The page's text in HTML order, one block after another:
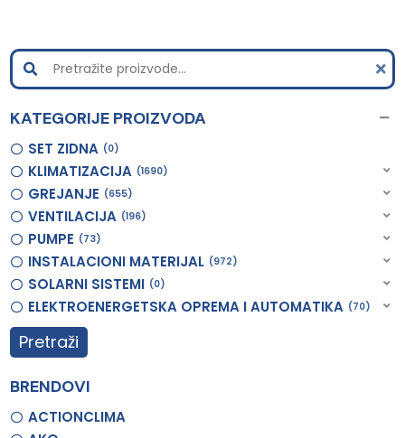
KATEGORIJE PROIZVODA
SET ZIDNA 0
KLIMATIZACIJA 1690
GREJANJE 655
VENTILACIJA 196
PUMPE 73
INSTALACIONI MATERIJAL 972
SOLARNI SISTEMI 0
ELEKTROENERGETSKA OPREMA I AUTOMATIKA 70
Pretraži
BRENDOVI
ACTIONCLIMA